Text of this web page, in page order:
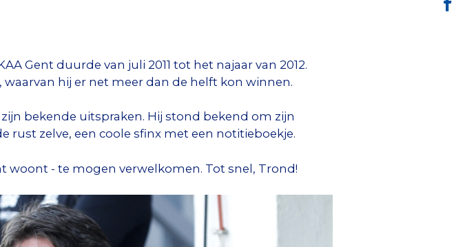
Gent duurde van juli 2011 tot het najaar van 2012.
waarvan hij er net meer dan de helft kon winnen.
bekende uitspraken. Hij stond bekend om zijn
rust zelve, een coole sfinx met een notitieboekje.
woont - te mogen verwelkomen. Tot snel, Trond!